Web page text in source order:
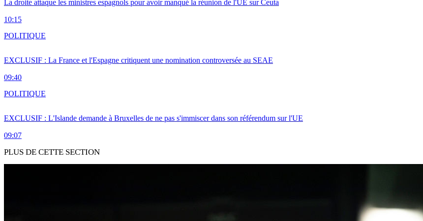
La droite attaque les ministres espagnols pour avoir manqué la réunion de l'UE sur Ceuta
10:15
EXCLUSIF : La France et l'Espagne critiquent une nomination controversée au SEAE
09:40
POLITIQUE
EXCLUSIF : L'Islande demande à Bruxelles de ne pas s'immiscer dans son référendum sur l'UE
09:07
POLITIQUE
PLUS DE CETTE SECTION